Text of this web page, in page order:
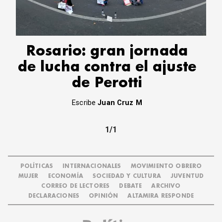
CORREO DE LECTORES
DEBATE
DECLARACIONES
OPINIÓN
ALTAMIRA RESPONDE
Política Obrera Revista
CONTACTO
Rosario: gran jornada
de lucha contra el ajuste
de Perotti
EscribeJuan Cruz M
1/1
POLÍTICAS INTERNACIONALES
MOVIMIENTO OBRERO
MUJER
ECONOMÍA SOCIEDAD Y CULTURA
JUVENTUD
CORREO DE LECTORES
DEBATE
ARCHIVO
DECLARACIONES
OPINIÓN ALTAMIRA RESPONDE